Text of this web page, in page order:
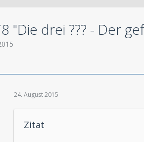
"Die drei ??? - Der
24. August 2015
Zitat